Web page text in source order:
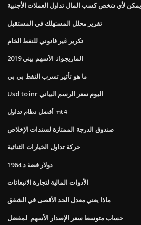
يمكن لأي شخص كسب المال تداول العملات الأجنبية
تقرير محلل المستهلك في المستقبل
تكرير غير قانوني للنفط الخام
الماريجوانا الأسهم بيني 2019
ما هو تأثير تسرب النفط بي بي
Usd to inr اليوم سعر الرسم البياني
أفضل نظام تداول mt4
صندوق الدرجة الممتازة لسندات الإخلاص
حركة تداول الخيارات الثنائية
1964 دولار فضة د
الأدوات المالية لتجارة الانبعاثات
ماذا يعني معدل الحد الأقصى في الشقق
حساب متوسط ​​سعر الإصدار الأسهم المفضل